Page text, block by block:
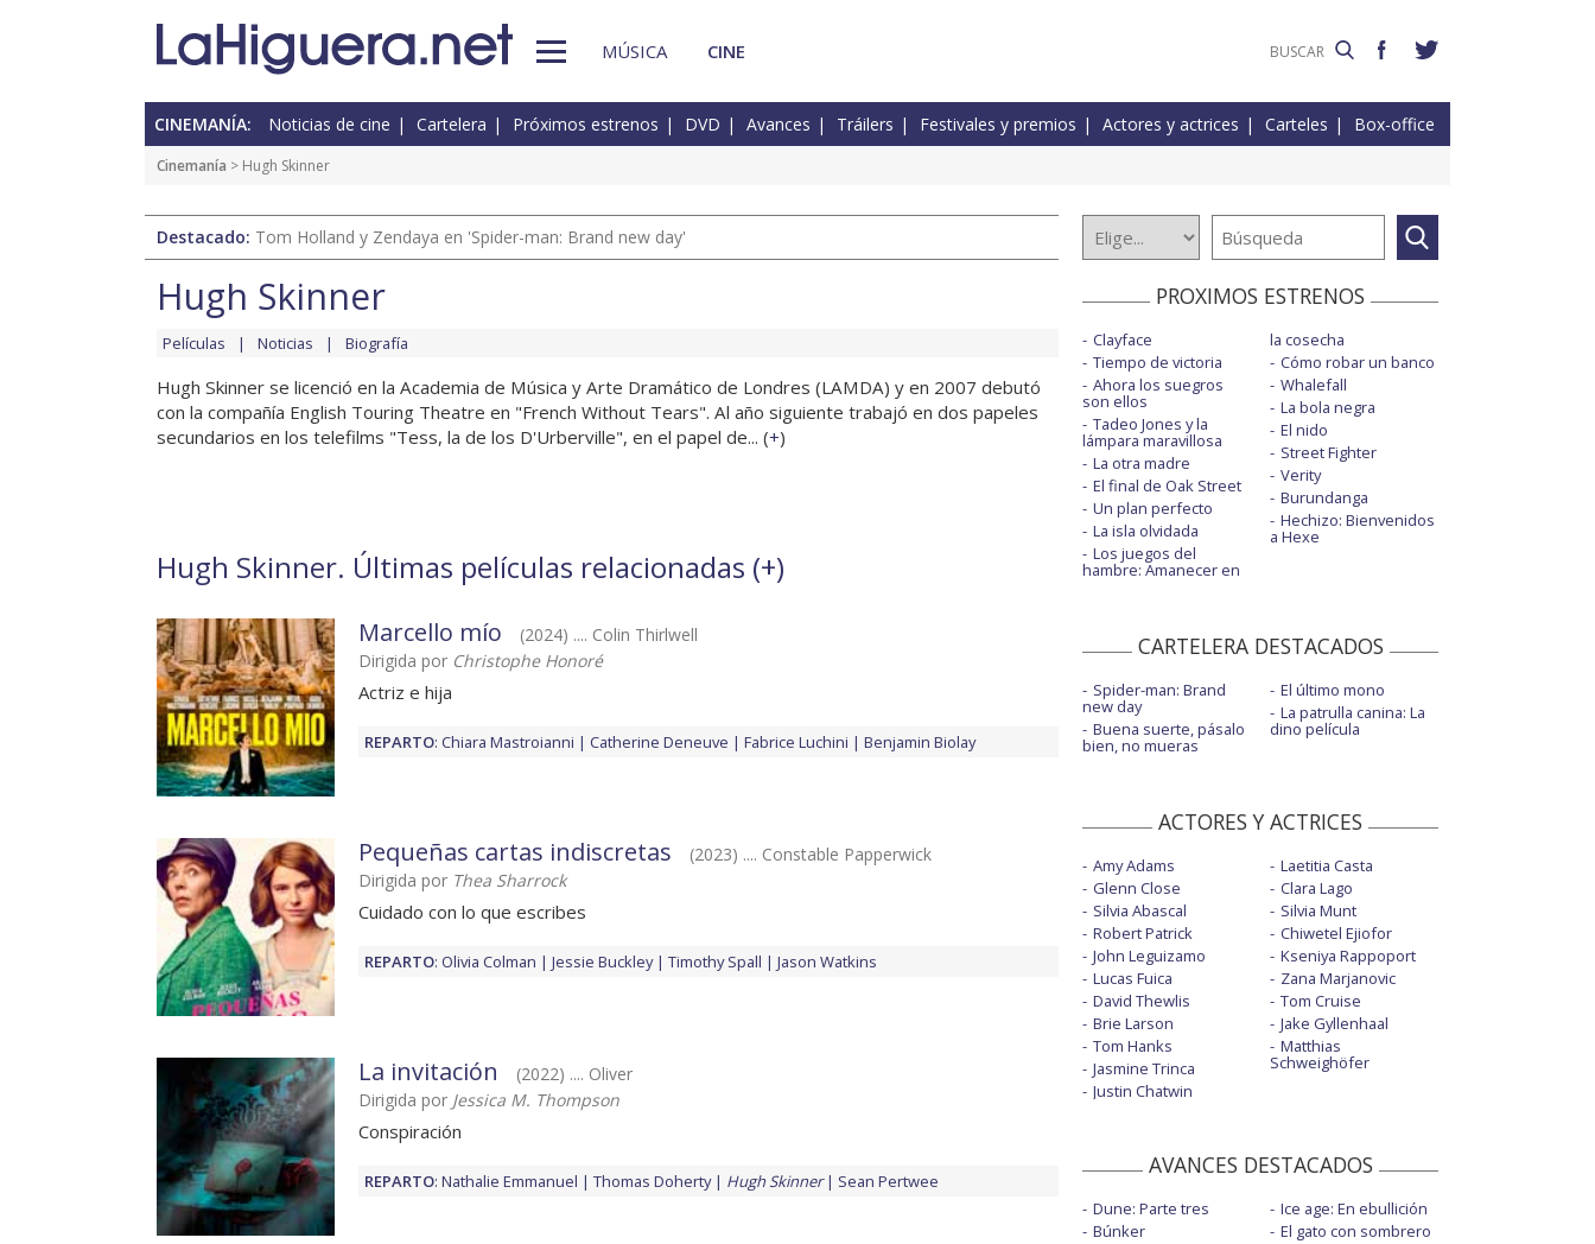
MÚSICA CINE
CINEMANÍA: Noticias de cine Cartelera Próximos estrenos DVD Avances Tráilers Festivales y premios Actores y actrices Carteles Box-office
Cinemanía > Hugh Skinner
Destacado: Tom Holland y Zendaya en 'Spider-man: Brand new day'
Hugh Skinner
Películas Noticias Biografía
Hugh Skinner se licenció en la Academia de Música y Arte Dramático de Londres (LAMDA) y en 2007 debutó
con la compañía English Touring Theatre en "French Without Tears". Al año siguiente trabajó en dos papeles
secundarios en los telefilms "Tess, la de los D'Urberville", en el papel de... (+)
Hugh Skinner. Últimas películas relacionadas (+)
Marcello mío
(2024) .... Colin Thirlwell
Dirigida por Christophe Honoré
Actriz e hija
REPARTO: Chiara Mastroianni Catherine Deneuve Fabrice Luchini Benjamin Biolay
Pequeñas cartas indiscretas
(2023) .... Constable Papperwick
Dirigida por Thea Sharrock
Cuidado con lo que escribes
REPARTO: Olivia Colman Jessie Buckley Timothy Spall Jason Watkins
La invitación
(2022) .... Oliver
Dirigida por Jessica M. Thompson
Conspiración
REPARTO: Nathalie Emmanuel Thomas Doherty Hugh Skinner Sean Pertwee
PROXIMOS ESTRENOS
Clayface
Tiempo de victoria
Ahora los suegros
son ellos
Tadeo Jones y la
lámpara maravillosa
La otra madre
El final de Oak Street
Un plan perfecto
La isla olvidada
Los juegos del
hambre: Amanecer en
la cosecha
Cómo robar un banco
Whalefall
La bola negra
El nido
Street Fighter
Verity
Burundanga
Hechizo: Bienvenidos
a Hexe
CARTELERA DESTACADOS
Spider-man: Brand
new day
Buena suerte, pásalo
bien, no mueras
El último mono
La patrulla canina: La
dino película
ACTORES Y ACTRICES
Amy Adams
Glenn Close
Silvia Abascal
Robert Patrick
John Leguizamo
Lucas Fuica
David Thewlis
Brie Larson
Tom Hanks
Jasmine Trinca
Justin Chatwin
Laetitia Casta
Clara Lago
Silvia Munt
Chiwetel Ejiofor
Kseniya Rappoport
Zana Marjanovic
Tom Cruise
Jake Gyllenhaal
Matthias
Schweighöfer
AVANCES DESTACADOS
Dune: Parte tres
Búnker
Ice age: En ebullición
El gato con sombrero